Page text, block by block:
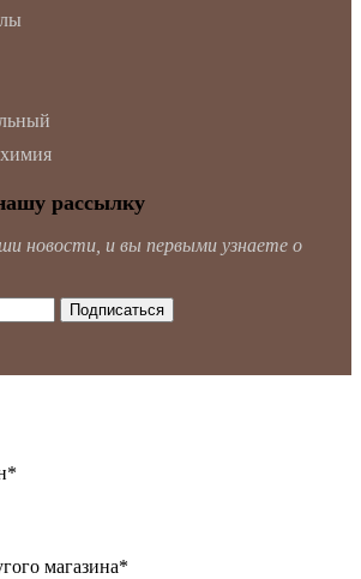
рассылку
новости, и вы первыми узнаете о
*
магазина*